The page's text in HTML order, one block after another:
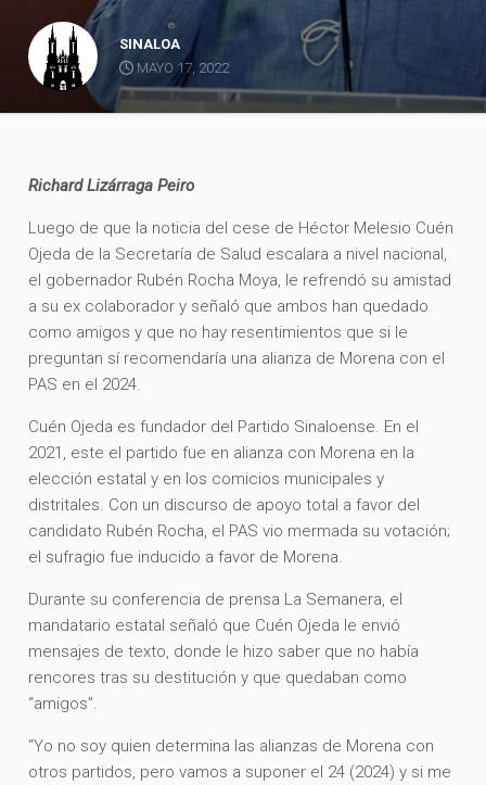
SINALOA
MAYO 17, 2022
Richard Lizárraga Peiro
Luego de que la noticia del cese de Héctor Melesio Cuén
Ojeda de la Secretaría de Salud escalara a nivel nacional,
el gobernador Rubén Rocha Moya, le refrendó su amistad
a su ex colaborador y señaló que ambos han quedado
como amigos y que no hay resentimientos que si le
preguntan sí recomendaría una alianza de Morena con el
PAS en el 2024.
Cuén Ojeda es fundador del Partido Sinaloense. En el
2021, este el partido fue en alianza con Morena en la
elección estatal y en los comicios municipales y
distritales. Con un discurso de apoyo total a favor del
candidato Rubén Rocha, el PAS vio mermada su votación;
el sufragio fue inducido a favor de Morena.
Durante su conferencia de prensa La Semanera, el
mandatario estatal señaló que Cuén Ojeda le envió
mensajes de texto, donde le hizo saber que no había
rencores tras su destitución y que quedaban como
“amigos”.
“Yo no soy quien determina las alianzas de Morena con
otros partidos, pero vamos a suponer el 24 (2024) y si me